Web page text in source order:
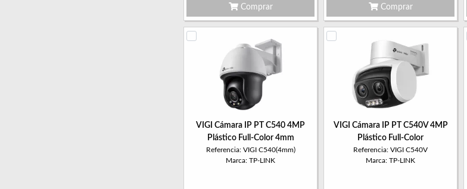
Comprar Comprar
VIGI Cámara IP PT C540 4MP
Plástico Full-Color 4mm
Referencia: VIGI C540(4mm)
Marca: TP-LINK
VIGI Cámara IP PT C540V 4MP
Plástico Full-Color
Referencia: VIGI C540V
Marca: TP-LINK